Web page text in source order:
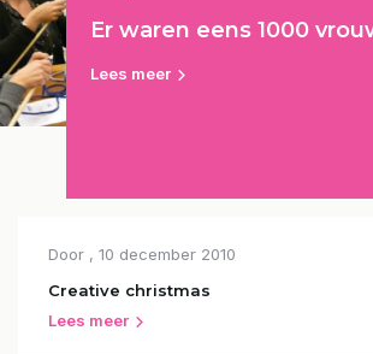
Er waren eens 1000
Lees meer
Door , 10 december 2010
Creative christmas
Lees meer